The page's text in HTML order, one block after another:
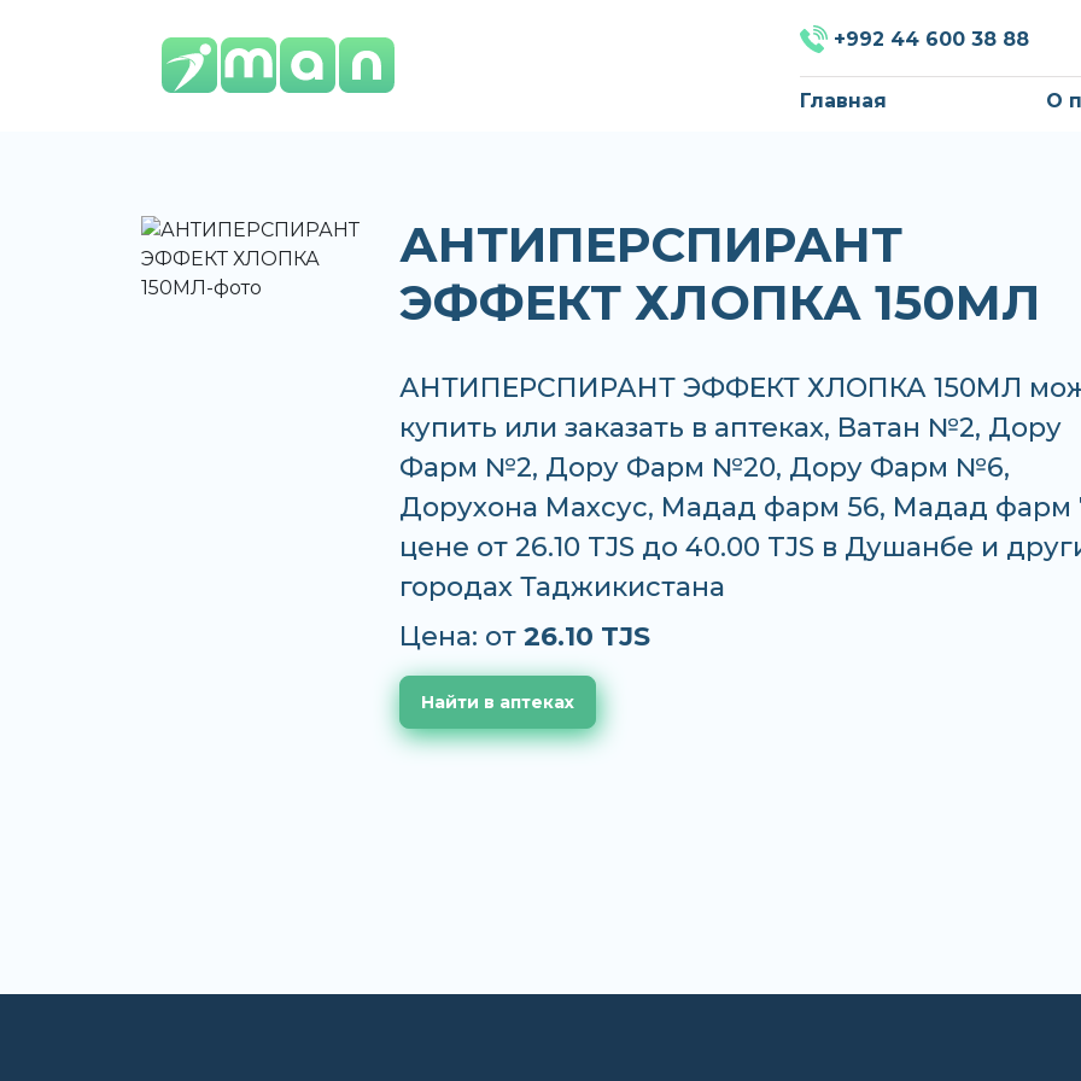
+992 44 600 38 88
Главная О
АНТИПЕРСПИРАНТ
ЭФФЕКТ ХЛОПКА 150МЛ
АНТИПЕРСПИРАНТ ЭФФЕКТ ХЛОПКА 150МЛ
купить или заказать в аптеках, Ватан №2, Дору
Фарм №2, Дору Фарм №20, Дору Фарм №6,
Дорухона Махсус, Мадад фарм 56, Мадад фарм
цене от 26.10 TJS до 40.00 TJS в Душанбе и
городах Таджикистана
Цена: от 26.10 TJS
Найти в аптеках